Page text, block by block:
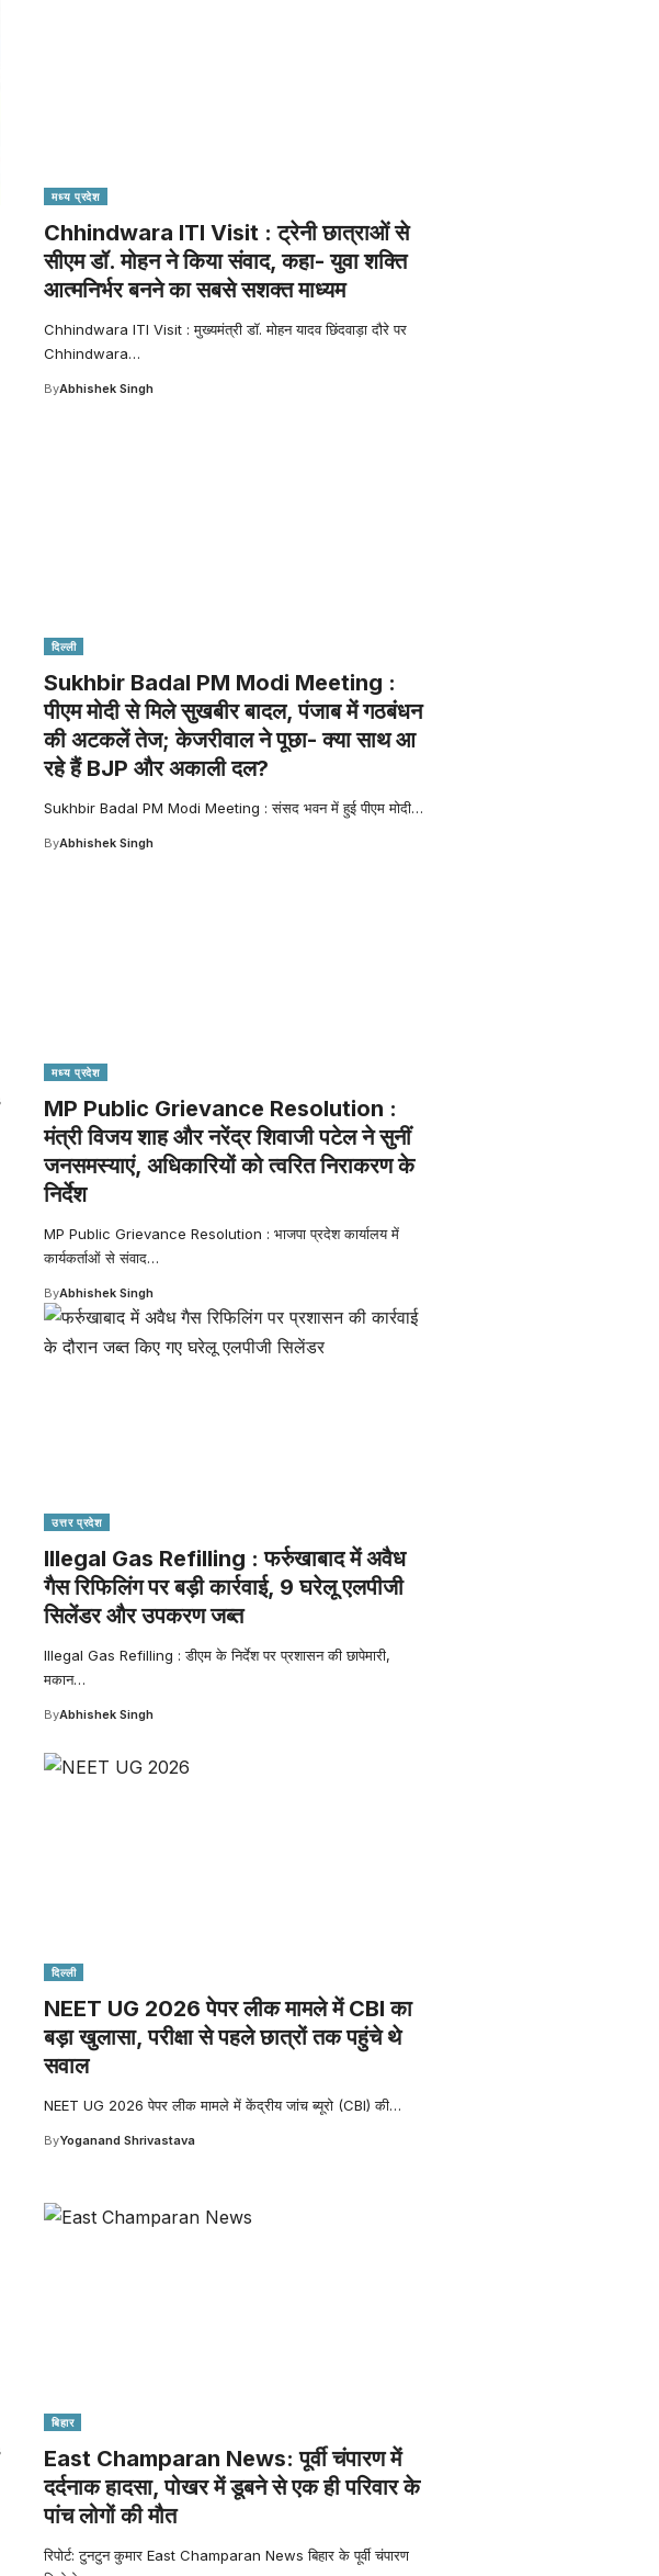
मध्य प्रदेश
Chhindwara ITI Visit : ट्रेनी छात्राओं से
सीएम डॉ. मोहन ने किया संवाद, कहा- युवा शक्ति
आत्मनिर्भर बनने का सबसे सशक्त माध्यम
Chhindwara ITI Visit : मुख्यमंत्री डॉ. मोहन यादव छिंदवाड़ा दौरे पर
Chhindwara…
ByAbhishek Singh
दिल्ली
Sukhbir Badal PM Modi Meeting :
पीएम मोदी से मिले सुखबीर बादल, पंजाब में गठबंधन
की अटकलें तेज; केजरीवाल ने पूछा- क्या साथ आ
रहे हैं BJP और अकाली दल?
Sukhbir Badal PM Modi Meeting : संसद भवन में हुई पीएम मोदी…
ByAbhishek Singh
मध्य प्रदेश
MP Public Grievance Resolution :
मंत्री विजय शाह और नरेंद्र शिवाजी पटेल ने सुनीं
जनसमस्याएं, अधिकारियों को त्वरित निराकरण के
निर्देश
MP Public Grievance Resolution : भाजपा प्रदेश कार्यालय में
कार्यकर्ताओं से संवाद…
ByAbhishek Singh
उत्तर प्रदेश
Illegal Gas Refilling : फर्रुखाबाद में अवैध
गैस रिफिलिंग पर बड़ी कार्रवाई, 9 घरेलू एलपीजी
सिलेंडर और उपकरण जब्त
Illegal Gas Refilling : डीएम के निर्देश पर प्रशासन की छापेमारी,
मकान…
ByAbhishek Singh
दिल्ली
NEET UG 2026 पेपर लीक मामले में CBI का
बड़ा खुलासा, परीक्षा से पहले छात्रों तक पहुंचे थे
सवाल
NEET UG 2026 पेपर लीक मामले में केंद्रीय जांच ब्यूरो (CBI) की…
ByYoganand Shrivastava
बिहार
East Champaran News: पूर्वी चंपारण में
दर्दनाक हादसा, पोखर में डूबने से एक ही परिवार के
पांच लोगों की मौत
रिपोर्ट: टुनटुन कुमार East Champaran News बिहार के पूर्वी चंपारण